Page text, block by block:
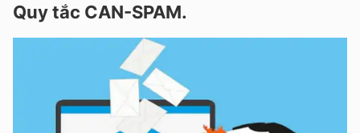
Quy tắc CAN-SPAM.